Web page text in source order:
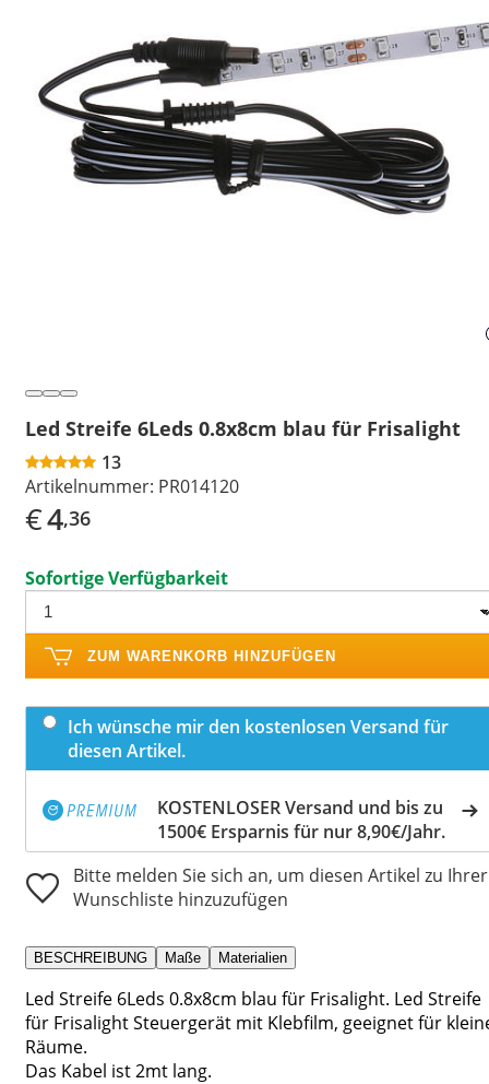
Led Streife 6Leds 0.8x8cm blau für Frisalight
13
Artikelnummer: PR014120
€4,36
Sofortige Verfügbarkeit
ZUM WARENKORB HINZUFÜGEN
Ich wünsche mir den kostenlosen Versand für
diesen Artikel.
KOSTENLOSER Versand und bis zu
1500€ Ersparnis für nur 8,90€/Jahr.
Bitte melden Sie sich an, um diesen Artikel zu Ihrer
Wunschliste hinzuzufügen
BESCHREIBUNG Maße Materialien
Led Streife 6Leds 0.8x8cm blau für Frisalight. Led Streife
für Frisalight Steuergerät mit Klebfilm, geeignet für
Räume.
Das Kabel ist 2mt lang.